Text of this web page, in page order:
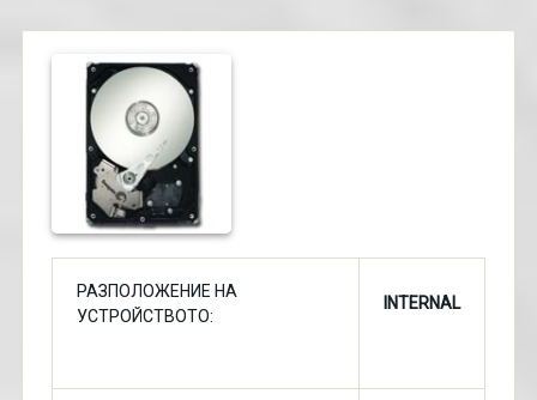
РАЗПОЛОЖЕНИЕ НА
УСТРОЙСТВОТО:
INTERNAL